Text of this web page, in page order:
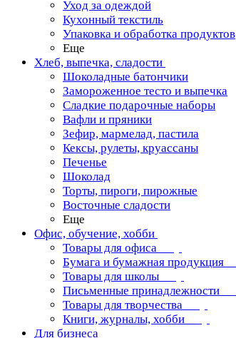
Уход за одеждой
Кухонный текстиль
Упаковка и обработка продуктов
Еще
Хлеб, выпечка, сладости
Шоколадные батончики
Замороженное тесто и выпечка
Сладкие подарочные наборы
Вафли и пряники
Зефир, мармелад, пастила
Кексы, рулеты, круассаны
Печенье
Шоколад
Торты, пироги, пирожные
Восточные сладости
Еще
Офис, обучение, хобби
Товары для офиса
Бумага и бумажная продукция
Товары для школы
Письменные принадлежности
Товары для творчества
Книги, журналы, хобби
Для бизнеса